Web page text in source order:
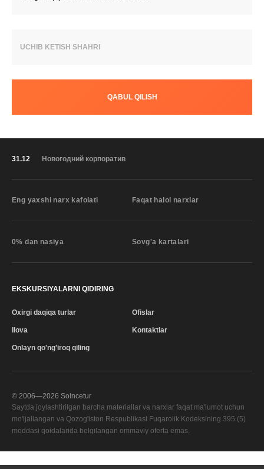
UCHIB KETISH SHAHRI
QABUL QILISH
31.12 Новогодний корпоратив
Eng yaxshi narx kafolati Faqat halol narxlar
0% dan nasiya Sovg'a kartalari
EKSKURSIYALARNI QIDIRING
Oxirgi daqiqa turlar
Ilova
Onlayn qo'ng'iroq qiling
Ofislar
Kontaktlar
© 2006—2026 Solncetur
Saytda joylashtirilgan barcha materiallar va narxlar faqat ma'lumot uchun
mo'ljallangan va Qozog'iston Respublikasi Fuqarolik Kodeksining 395 (5)
moddasi qoidalarida belgilangan ommaviy oferta emas.